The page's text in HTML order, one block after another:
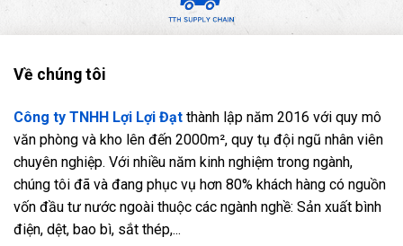
Về chúng tôi
Công ty TNHH Lợi Lợi Đạt thành lập năm 2016 với quy mô
văn phòng và kho lên đến 2000m², quy tụ đội ngũ nhân viên
chuyên nghiệp. Với nhiều năm kinh nghiệm trong ngành,
chúng tôi đã và đang phục vụ hơn 80% khách hàng có nguồn
vốn đầu tư nước ngoài thuộc các ngành nghề: Sản xuất bình
điện, dệt, bao bì, sắt thép,...